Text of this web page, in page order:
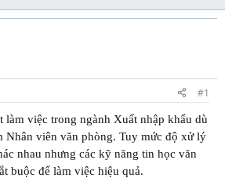
#1
làm việc trong ngành Xuất nhập khẩu dù
Nhân viên văn phòng. Tuy mức độ xử lý
nhau nhưng các kỹ năng tin học văn
buộc để làm việc hiệu quả.